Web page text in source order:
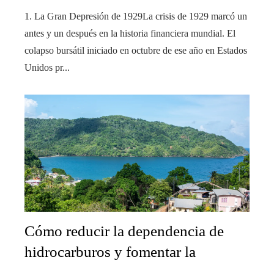
1. La Gran Depresión de 1929La crisis de 1929 marcó un
antes y un después en la historia financiera mundial. El
colapso bursátil iniciado en octubre de ese año en Estados
Unidos pr...
Cómo reducir la dependencia de
hidrocarburos y fomentar la